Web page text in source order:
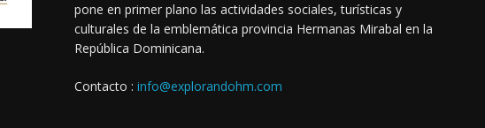
pone en primer plano las actividades sociales, turísticas y
culturales de la emblemática provincia Hermanas Mirabal en la
República Dominicana.
Contacto : info@explorandohm.com